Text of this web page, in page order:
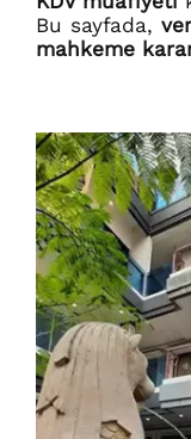
Bu sayfada,
mahkeme